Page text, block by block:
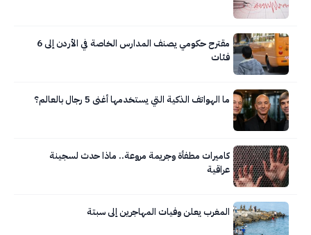
مقترح حكومي يصنف المدارس الخاصة في الأردن إلى 6
فئات
ما الهواتف الذكية التي يستخدمها أغنى 5 رجال بالعالم؟
كاميرات مطفأة وجريمة مروعة.. ماذا حدث لسجينة
عراقية
المغرب يعلن وفيات المهاجرين إلى سبتة